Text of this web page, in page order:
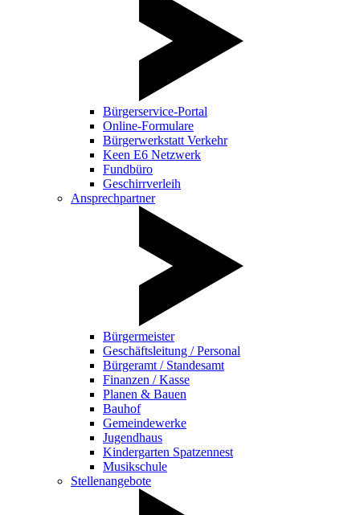
Bürgerservice-Portal
Online-Formulare
Bürgerwerkstatt Verkehr
Keen E6 Netzwerk
Fundbüro
Geschirrverleih
Ansprechpartner
Bürgermeister
Geschäftsleitung / Personal
Bürgeramt / Standesamt
Finanzen / Kasse
Planen & Bauen
Bauhof
Gemeindewerke
Jugendhaus
Kindergarten Spatzennest
Musikschule
Stellenangebote